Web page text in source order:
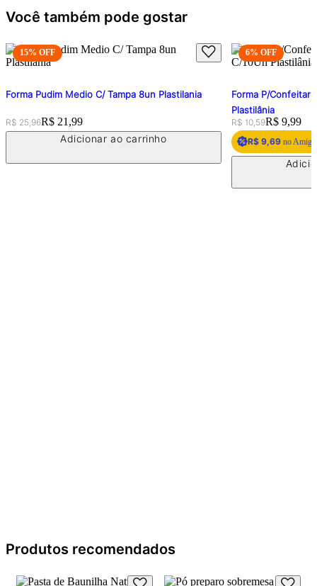
Você também pode gostar
15% OFF
Forma Pudim Medio C/ Tampa 8un Plastilania
Original price:
R$ 25,96Price:
R$ 21,99
Adicionar ao carrinho
6% OFF
Forma P/
Plastilânia
Original price:
R$ 10,59Price:
R$ 9,99
R$ 9,69no Amigo
Produtos recomendados